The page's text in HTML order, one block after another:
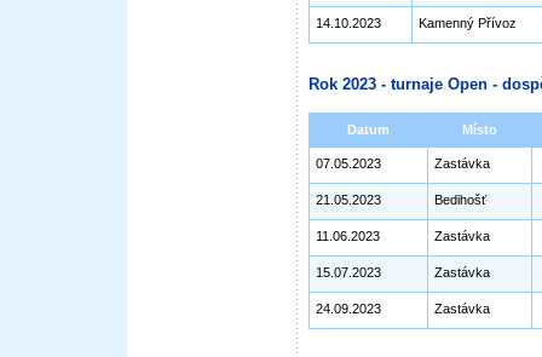
14.10.2023 Kamenný Přívoz
Rok 2023 - turnaje Open -
Datum Místo
07.05.2023 Zastávka
21.05.2023 Bedihošť
11.06.2023 Zastávka
15.07.2023 Zastávka
24.09.2023 Zastávka